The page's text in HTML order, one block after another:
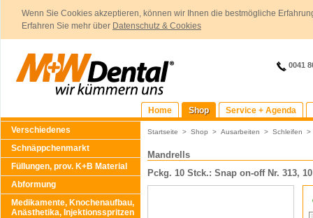
Wenn Sie Cookies akzeptieren, können wir Ihnen die bestmögliche
Erfahren Sie mehr über Datenschutz & Cookies
0041
Home Shop
Service + Agenda
Verschiedenes
Schnäppchenmarkt
Füllungen, prov. K+B Material
Abformung
Medikamente, Knochenaufbau,
Anästhetika, Injektionsspritzen
Startseite > Shop > Ausarbeiten > Schleifen
Mandrells
Pckg. 10 Stck.: Snap on-off Nr. 313,